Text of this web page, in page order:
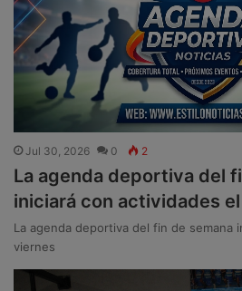
Jul 30, 2026 0 2
La agenda deportiva del
iniciará con actividades
La agenda deportiva del fin de semana
viernes